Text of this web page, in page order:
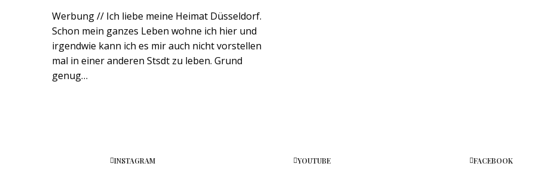
Werbung // Ich liebe meine Heimat Düsseldorf.
Schon mein ganzes Leben wohne ich hier und
irgendwie kann ich es mir auch nicht vorstellen
mal in einer anderen Stsdt zu leben. Grund
genug…
INSTAGRAM YOUTUBE FACEBOOK